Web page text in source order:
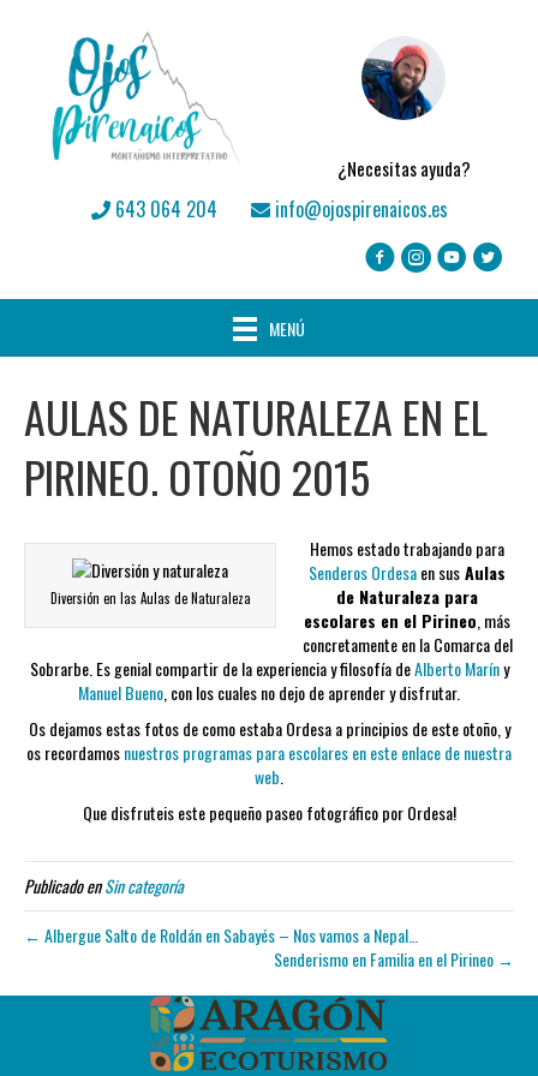
¿Necesitas ayuda?
643 064 204 info@ojospirenaicos.es
MENÚ
AULAS DE NATURALEZA EN EL
PIRINEO. OTOÑO 2015
Diversión en las Aulas de Naturaleza
Hemos estado trabajando para
Senderos Ordesaen susAulas
de Naturaleza para
escolares en el Pirineo , más
concretamente en la Comarca del
Sobrarbe. Es genial compartir de la experiencia y filosofía deAlberto Maríny
Manuel Bueno , con los cuales no dejo de aprender y disfrutar.
Os dejamos estas fotos de como estaba Ordesa a principios de este otoño, y
os recordamosnuestros programas para escolares en este enlace de nuestra
web
Que disfruteis este pequeño paseo fotográfico por Ordesa!
Publicado enSin categoría
← Albergue Salto de Roldán en Sabayés – Nos vamos a Nepal…
Senderismo en Familia en el Pirineo →